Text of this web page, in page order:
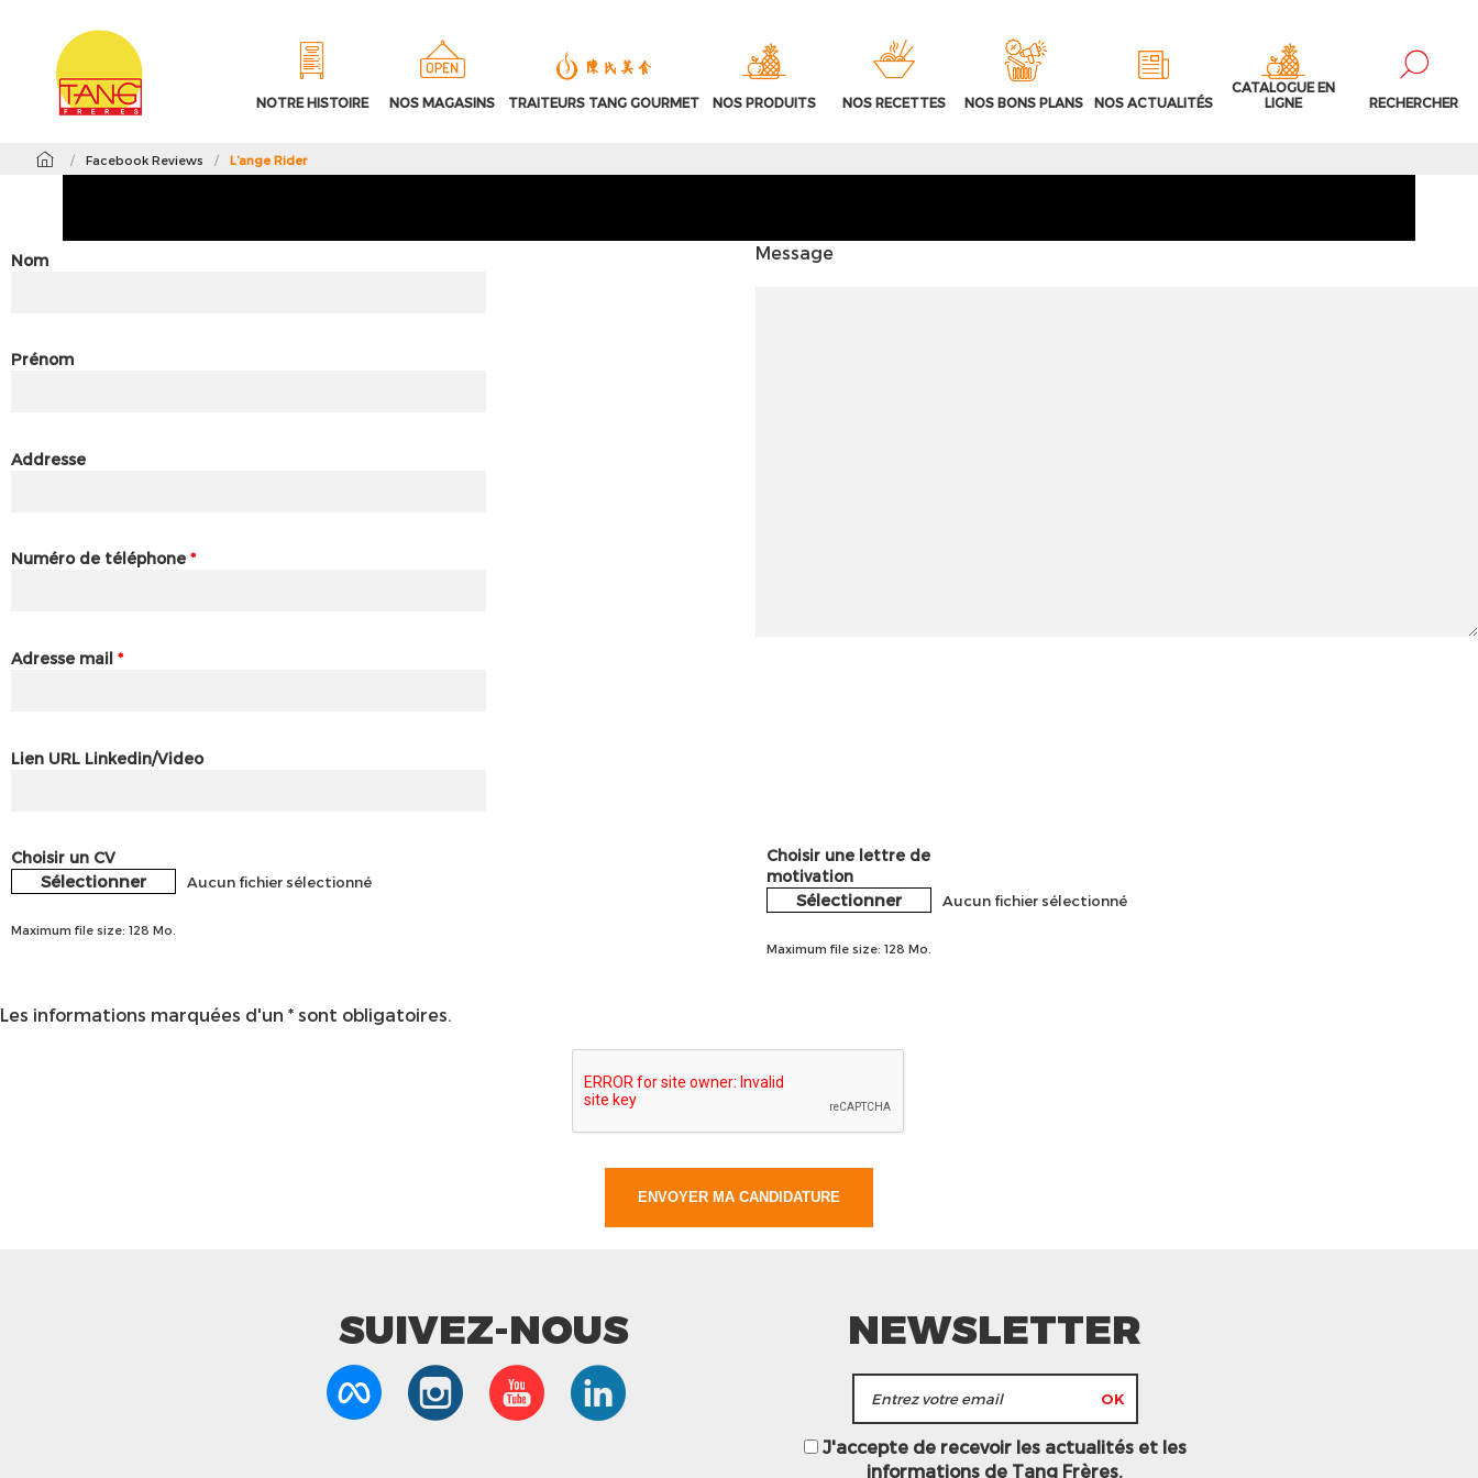
NOTRE HISTOIRE NOS MAGASINS TRAITEURS TANG GOURMET NOS PRODUITS NOS RECETTES NOS BONS PLANS NOS ACTUALITÉS
CATALOGUE EN
LIGNE
RECHERCHER
/ Facebook Reviews / L’ange Rider
Nom
Prénom
Addresse
Numéro de téléphone *
Adresse mail *
Lien URL Linkedin/Video
Message
Choisir un CV
Sélectionner Aucun fichier sélectionné
Maximum file size: 128 Mo.
Choisir une lettre de
motivation
Sélectionner Aucun fichier sélectionné
Maximum file size: 128 Mo.
Les informations marquées d'un * sont obligatoires.
SUIVEZ-NOUS NEWSLETTER
J'accepte de recevoir les actualités et les
informations de Tang Frères.